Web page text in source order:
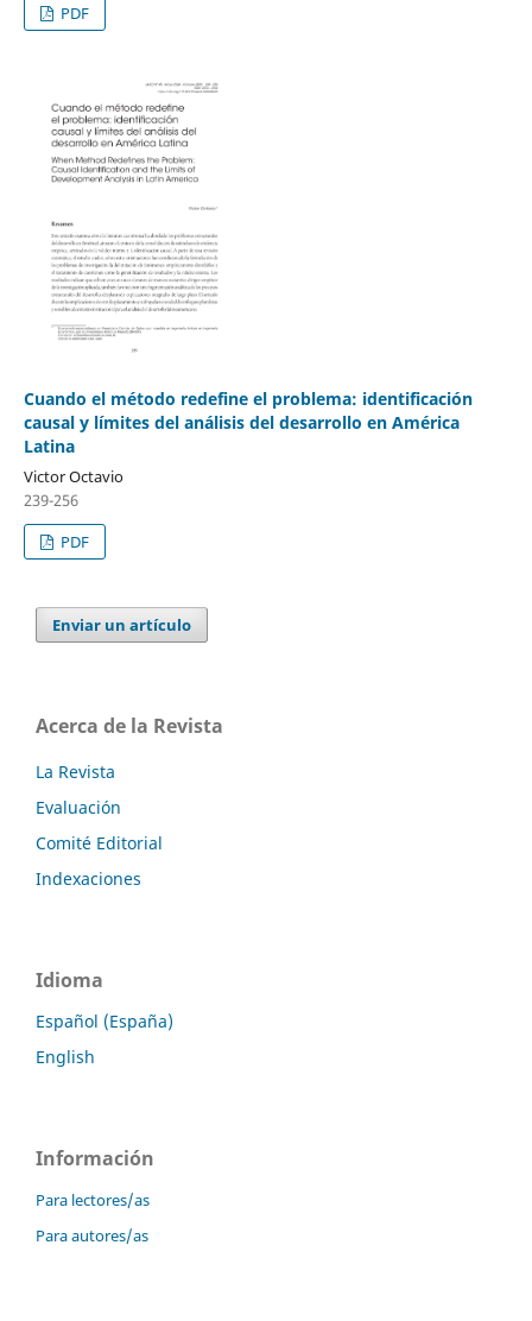
PDF
Cuando el método redefine el problema: identificación
causal y límites del análisis del desarrollo en América
Latina
Victor Octavio
239-256
PDF
Enviar un artículo
Acerca de la Revista
La Revista
Evaluación
Comité Editorial
Indexaciones
Idioma
Español (España)
English
Información
Para lectores/as
Para autores/as